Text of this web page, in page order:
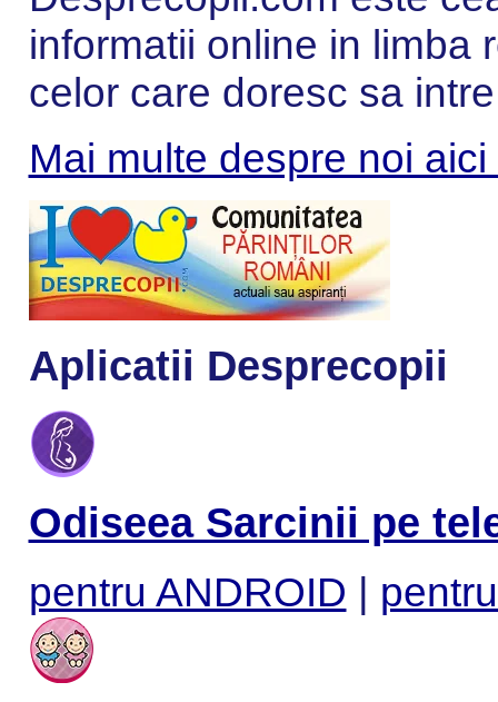
informatii online in limba
celor care doresc sa
Mai multe despre noi aici
Aplicatii Desprecopii
Odiseea Sarcinii pe
pentru ANDROID |